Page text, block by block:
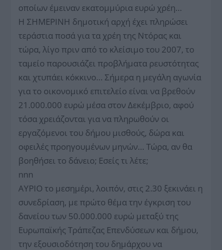
οποίων έμειναν εκατομμύρια ευρώ χρέη…
Η ΣΗΜΕΡΙΝΗ δημοτική αρχή έχει πληρώσει
τεράστια ποσά για τα χρέη της Ντόρας και
τώρα, λίγο πριν από το κλείσιμο του 2007, το
ταμείο παρουσιάζει προβλήματα ρευστότητας
και χτυπάει κόκκινο… Σήμερα η μεγάλη αγωνία
για το οικονομικό επιτελείο είναι να βρεθούν
21.000.000 ευρώ μέσα στον Δεκέμβριο, αφού
τόσα χρειάζονται για να πληρωθούν οι
εργαζόμενοι του δήμου μισθούς, δώρα και
οφειλές προηγουμένων μηνών… Τώρα, αν θα
βοηθήσει το δάνειο; Εσείς τι λέτε;
nnn
ΑΥΡΙΟ το μεσημέρι, λοιπόν, στις 2.30 ξεκινάει η
συνεδρίαση, με πρώτο θέμα την έγκριση του
δανείου των 50.000.000 ευρώ μεταξύ της
Ευρωπαϊκής Τράπεζας Επενδύσεων και δήμου,
την εξουσιοδότηση του δημάρχου να